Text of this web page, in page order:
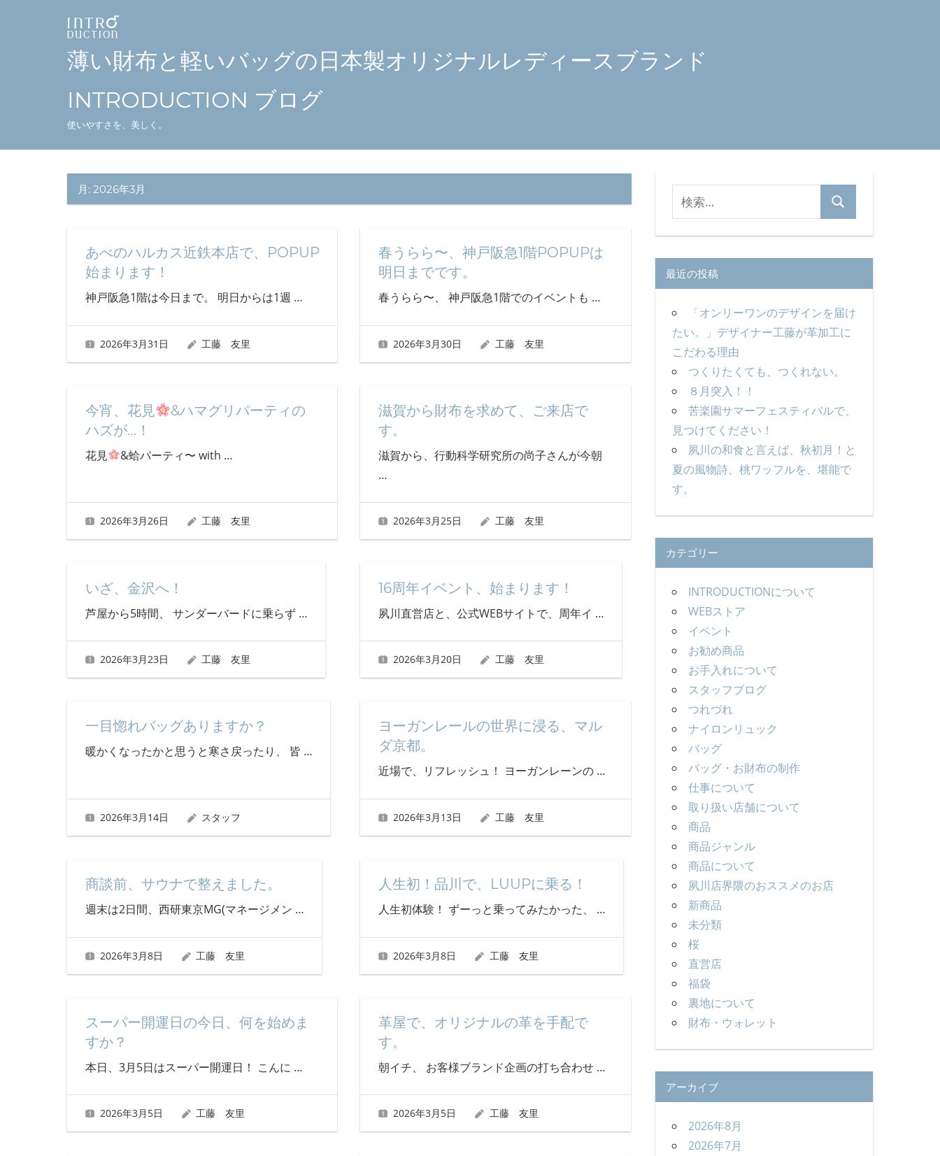
キ
薄い財布と軽いバッグの日本製オリジナルレディースブランド
INTRODUCTION ブログ
使いやすさを、美しく。
月: 2026年3月
あべのハルカス近鉄本店で、POPUP
始まります！
神戸阪急1階は今日まで。 明日からは1週 …
2026年3月31日 工藤 友里
春うらら〜、神戸阪急1階POPUPは
明日までです。
春うらら〜、 神戸阪急1階でのイベントも …
2026年3月30日 工藤 友里
今宵、花見
&ハマグリパーティの
ハズが…！
花見 &蛤パーティ〜 with …
2026年3月26日 工藤 友里
滋賀から財布を求めて、ご来店で
す。
滋賀から、行動科学研究所の尚子さんが今朝
…
2026年3月25日 工藤 友里
いざ、金沢へ！
芦屋から5時間、 サンダーバードに乗らず …
2026年3月23日 工藤 友里
16周年イベント、始まります！
夙川直営店と、公式WEBサイトで、周年イ …
2026年3月20日 工藤 友里
一目惚れバッグありますか？
暖かくなったかと思うと寒さ戻ったり、 皆 …
2026年3月14日 スタッフ
ヨーガンレールの世界に浸る、マル
ダ京都。
近場で、リフレッシュ！ ヨーガンレーンの …
2026年3月13日 工藤 友里
商談前、サウナで整えました。
週末は2日間、西研東京MG(マネージメン …
2026年3月8日 工藤 友里
人生初！品川で、LUUPに乗る！
人生初体験！ ずーっと乗ってみたかった、 …
2026年3月8日 工藤 友里
スーパー開運日の今日、何を始めま
すか？
本日、3月5日はスーパー開運日！ こんに …
2026年3月5日 工藤 友里
革屋で、オリジナルの革を手配で
す。
朝イチ、 お客様ブランド企画の打ち合わせ …
2026年3月5日 工藤 友里
対
検
最近の投稿
「オンリーワンのデザインを届け
たい。」デザイナー工藤が革加工に
こだわる理由
つくりたくても、つくれない。
８月突入！！
苦楽園サマーフェスティバルで、
見つけてください！
夙川の和食と言えば、秋初月！と
夏の風物詩、桃ワッフルを、堪能で
す。
カテゴリー
INTRODUCTIONについて
WEBストア
イベント
お勧め商品
お手入れについて
スタッフブログ
つれづれ
ナイロンリュック
バッグ
バッグ・お財布の制作
仕事について
取り扱い店舗について
商品
商品ジャンル
商品について
夙川店界隈のおススメのお店
新商品
未分類
桜
直営店
福袋
裏地について
財布・ウォレット
アーカイブ
2026年8月
2026年7月